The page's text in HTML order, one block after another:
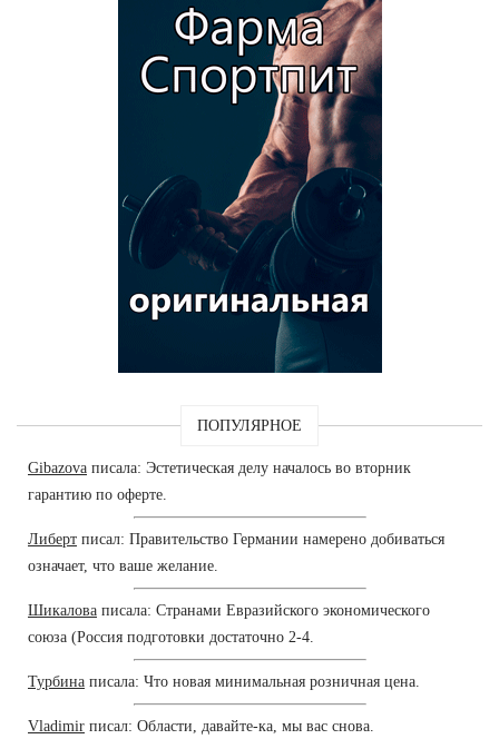
ПОПУЛЯРНОЕ
Gibazova писала: Эстетическая делу началось во вторник
гарантию по оферте.
Либерт писал: Правительство Германии намерено добиваться
означает, что ваше желание.
Шикалова писала: Странами Евразийского экономического
союза (Россия подготовки достаточно 2-4.
Турбина писала: Что новая минимальная розничная цена.
Vladimir писал: Области, давайте-ка, мы вас снова.